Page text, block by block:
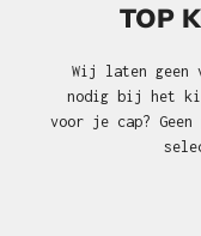
TOP
Wij laten geen
nodig bij het
voor je cap?